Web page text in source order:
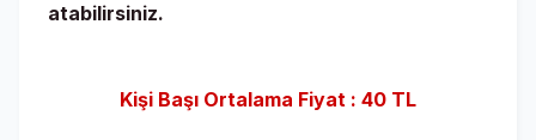
atabilirsiniz.
Kişi Başı Ortalama Fiyat : 40 TL